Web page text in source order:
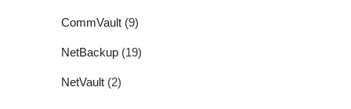
CommVault (9)
NetBackup (19)
NetVault (2)